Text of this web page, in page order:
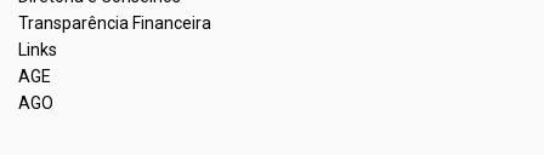
Transparência Financeira
Links
AGE
AGO